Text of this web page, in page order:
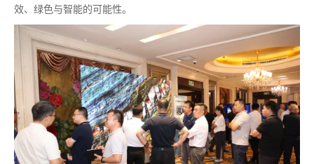
效、绿色与智能的可能性。